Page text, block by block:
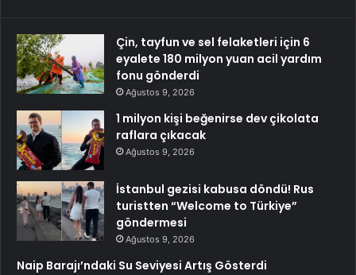
Çin, tayfun ve sel felaketleri için 6
eyalete 180 milyon yuan acil yardım
fonu gönderdi
Ağustos 9, 2026
1 milyon kişi beğenirse dev çikolata
raflara çıkacak
Ağustos 9, 2026
İstanbul gezisi kabusa döndü! Rus
turistten “Welcome to Türkiye”
göndermesi
Ağustos 9, 2026
Naip Barajı’ndaki Su Seviyesi Artış Gösterdi